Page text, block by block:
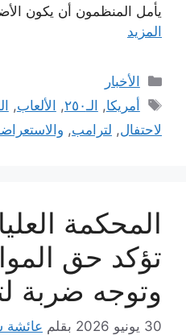
يأمل المنظمون أن يكون
المزيد
التصنيفات
الأخبار
الوسوم
أمريكا, الـ٢٥٠ , الألعاب,
لاحتفال, لترامب,
المحكمة
تؤكد حق
وتوجه ضربة
30 يونيو 2026 بقلم عائشة